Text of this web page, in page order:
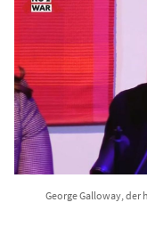
George Galloway, der